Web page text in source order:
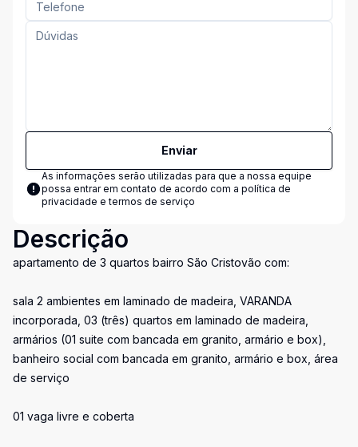
Enviar
As informações serão utilizadas para que a nossa equipe
possa entrar em contato de acordo com a política de
privacidade e termos de serviço
Descrição
apartamento de 3 quartos bairro São Cristovão com:
sala 2 ambientes em laminado de madeira, VARANDA
incorporada, 03 (três) quartos em laminado de madeira,
armários (01 suite com bancada em granito, armário e box),
banheiro social com bancada em granito, armário e box, área
de serviço
01 vaga livre e coberta